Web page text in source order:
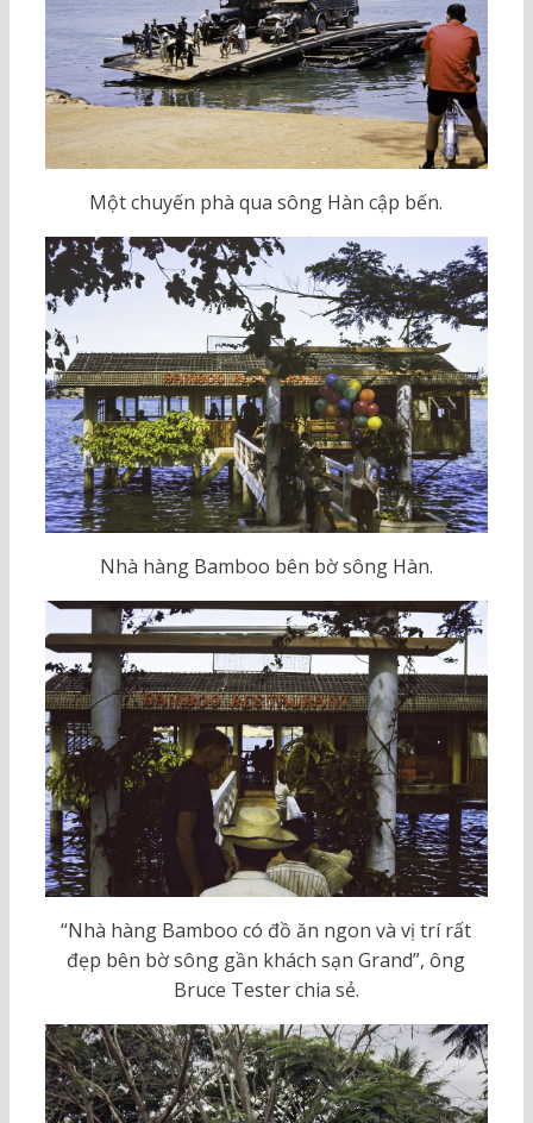
Một chuyến phà qua sông Hàn cập bến.
Nhà hàng Bamboo bên bờ sông Hàn.
“Nhà hàng Bamboo có đồ ăn ngon và vị trí rất
đẹp bên bờ sông gần khách sạn Grand”, ông
Bruce Tester chia sẻ.